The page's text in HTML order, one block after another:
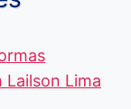
Lailson Lima